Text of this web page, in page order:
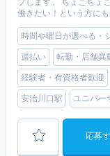
働きたい！という方に
時間や曜日が選べる・
週払い
転勤・店舗異
経験者・有資格者歓迎
安治川口駅
ユニバー
応募